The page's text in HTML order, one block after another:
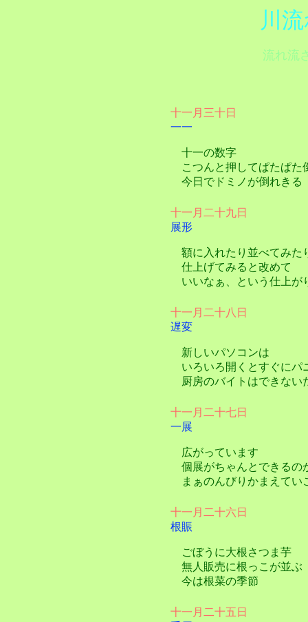
川
流れ流
十一月三十日
一一
十一の数字
こつんと押してぱたぱた
今日でドミノが倒れきる
十一月二十九日
展形
額に入れたり並べてみた
仕上げてみると改めて
いいなぁ、という仕上が
十一月二十八日
遅変
新しいパソコンは
いろいろ開くとすぐにパ
厨房のバイトはできない
十一月二十七日
一展
広がっています
個展がちゃんとできるの
まぁのんびりかまえてい
十一月二十六日
根賑
ごぼうに大根さつま芋
無人販売に根っこが並ぶ
今は根菜の季節
十一月二十五日